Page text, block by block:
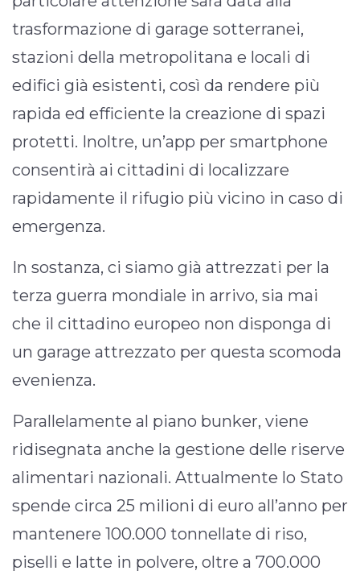
trasformazione di garage sotterranei,
stazioni della metropolitana e locali di
edifici già esistenti, così da rendere più
rapida ed efficiente la creazione di spazi
protetti. Inoltre, un’app per smartphone
consentirà ai cittadini di localizzare
rapidamente il rifugio più vicino in caso di
emergenza.
In sostanza, ci siamo già attrezzati per la
terza guerra mondiale in arrivo, sia mai
che il cittadino europeo non disponga di
un garage attrezzato per questa scomoda
evenienza.
Parallelamente al piano bunker, viene
ridisegnata anche la gestione delle riserve
alimentari nazionali. Attualmente lo Stato
spende circa 25 milioni di euro all’anno per
mantenere 100.000 tonnellate di riso,
piselli e latte in polvere, oltre a 700.000